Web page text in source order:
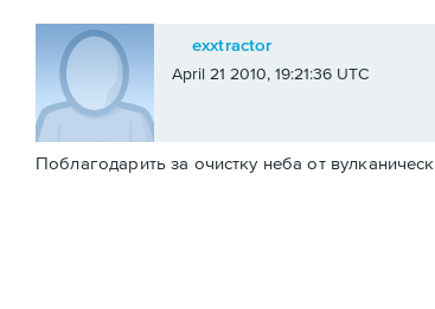
exxtractor
April 21 2010, 19:21:36 UTC
Поблагодарить за очистку неба от